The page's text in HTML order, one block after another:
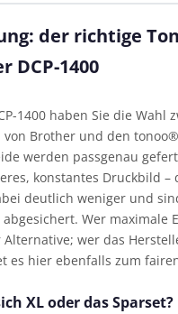
der richtige
DCP-1400
1400 haben Sie die Wahl
von Brother und den
werden passgenau
konstantes Druckbild –
deutlich weniger und
abgesichert. Wer maximale
wer das
es hier ebenfalls zum
XL oder das Sparset?